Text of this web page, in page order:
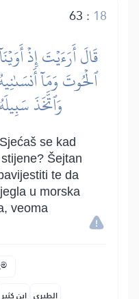
63 : 18
قَالَ أَرَءَيۡتَ إِذۡ
ٱلۡحُوتَ وَمَآ
وَٱتَّخَذَ
se kad
Šejtan
te da
u morska
veoma
ابن كثير الطبري